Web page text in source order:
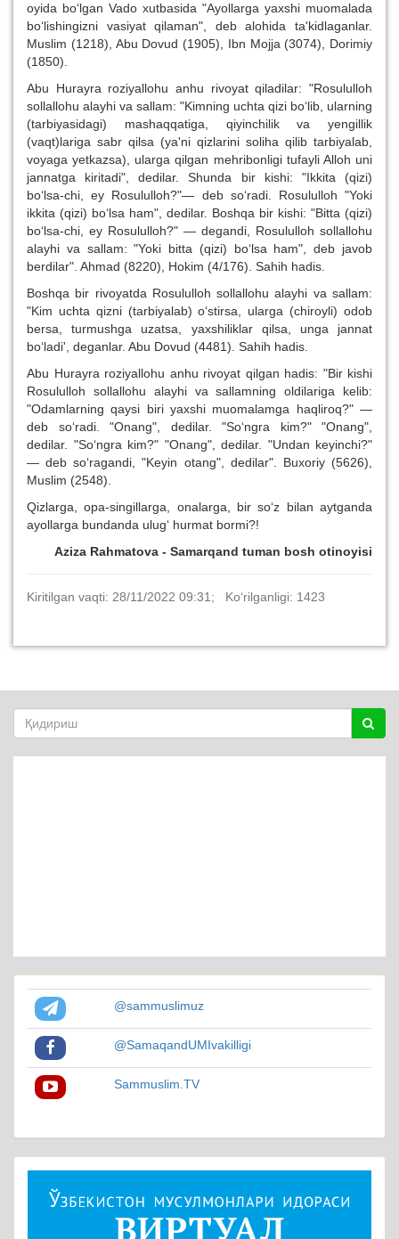
oyida bo‘lgan Vado xutbasida "Ayollarga yaxshi muomalada
bo‘lishingizni vasiyat qilaman", deb alohida ta'kidlaganlar.
Muslim (1218), Abu Dovud (1905), Ibn Mojja (3074), Dorimiy
(1850).
Abu Hurayra roziyallohu anhu rivoyat qiladilar: "Rosululloh
sollallohu alayhi va sallam: "Kimning uchta qizi bo‘lib, ularning
(tarbiyasidagi) mashaqqatiga, qiyinchilik va yengillik
(vaqt)lariga sabr qilsa (ya'ni qizlarini soliha qilib tarbiyalab,
voyaga yetkazsa), ularga qilgan mehribonligi tufayli Alloh uni
jannatga kiritadi", dedilar. Shunda bir kishi: "Ikkita (qizi)
bo‘lsa-chi, ey Rosululloh?"— deb so‘radi. Rosululloh "Yoki
ikkita (qizi) bo‘lsa ham", dedilar. Boshqa bir kishi: "Bitta (qizi)
bo‘lsa-chi, ey Rosululloh?" — degandi, Rosululloh sollallohu
alayhi va sallam: "Yoki bitta (qizi) bo‘lsa ham", deb javob
berdilar". Ahmad (8220), Hokim (4/176). Sahih hadis.
Boshqa bir rivoyatda Rosululloh sollallohu alayhi va sallam:
"Kim uchta qizni (tarbiyalab) o‘stirsa, ularga (chiroyli) odob
bersa, turmushga uzatsa, yaxshiliklar qilsa, unga jannat
bo‘ladi', deganlar. Abu Dovud (4481). Sahih hadis.
Abu Hurayra roziyallohu anhu rivoyat qilgan hadis: "Bir kishi
Rosululloh sollallohu alayhi va sallamning oldilariga kelib:
"Odamlarning qaysi biri yaxshi muomalamga haqliroq?" —
deb so‘radi. "Onang", dedilar. "So‘ngra kim?" "Onang",
dedilar. "So‘ngra kim?" "Onang", dedilar. "Undan keyinchi?"
— deb so‘ragandi, "Keyin otang", dedilar". Buxoriy (5626),
Muslim (2548).
Qizlarga, opa-singillarga, onalarga, bir so‘z bilan aytganda
ayollarga bundanda ulug‘ hurmat bormi?!
Aziza Rahmatova - Samarqand tuman bosh otinoyisi
Kiritilgan vaqti: 28/11/2022 09:31; Ko‘rilganligi: 1423
@sammuslimuz
@SamaqandUMIvakilligi
Sammuslim.TV